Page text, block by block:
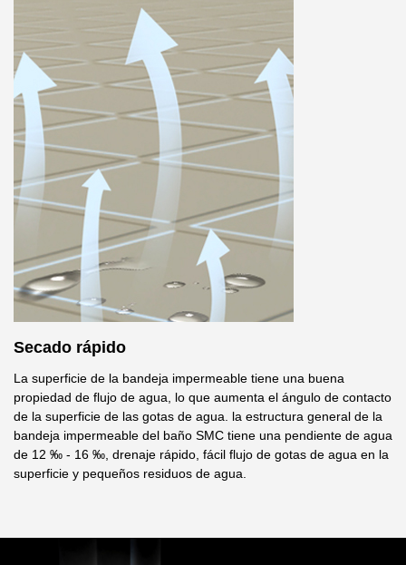
Secado rápido
La superficie de la bandeja impermeable tiene una buena
propiedad de flujo de agua, lo que aumenta el ángulo de contacto
de la superficie de las gotas de agua. la estructura general de la
bandeja impermeable del baño SMC tiene una pendiente de agua
de 12 ‰ - 16 ‰, drenaje rápido, fácil flujo de gotas de agua en la
superficie y pequeños residuos de agua.